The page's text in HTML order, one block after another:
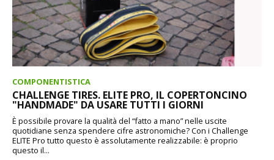
COMPONENTISTICA
CHALLENGE TIRES. ELITE PRO, IL COPERTONCINO
"HANDMADE" DA USARE TUTTI I GIORNI
È possibile provare la qualità del “fatto a mano” nelle uscite
quotidiane senza spendere cifre astronomiche? Con i Challenge
ELITE Pro tutto questo è assolutamente realizzabile: è proprio
questo il...